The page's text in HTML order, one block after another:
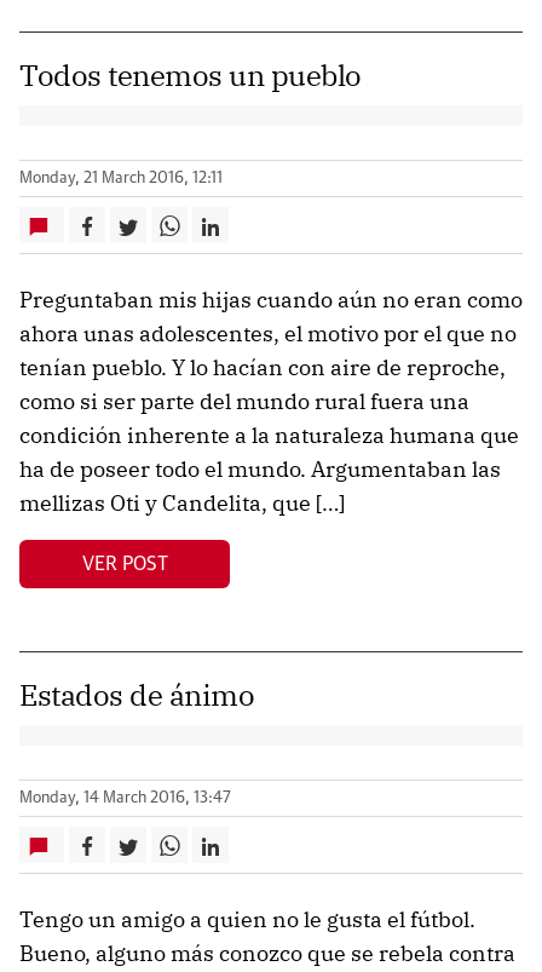
Todos tenemos un pueblo
Monday, 21 March 2016, 12:11
Preguntaban mis hijas cuando aún no eran como
ahora unas adolescentes, el motivo por el que no
tenían pueblo. Y lo hacían con aire de reproche,
como si ser parte del mundo rural fuera una
condición inherente a la naturaleza humana que
ha de poseer todo el mundo. Argumentaban las
mellizas Oti y Candelita, que […]
VER POST
Estados de ánimo
Monday, 14 March 2016, 13:47
Tengo un amigo a quien no le gusta el fútbol.
Bueno, alguno más conozco que se rebela contra